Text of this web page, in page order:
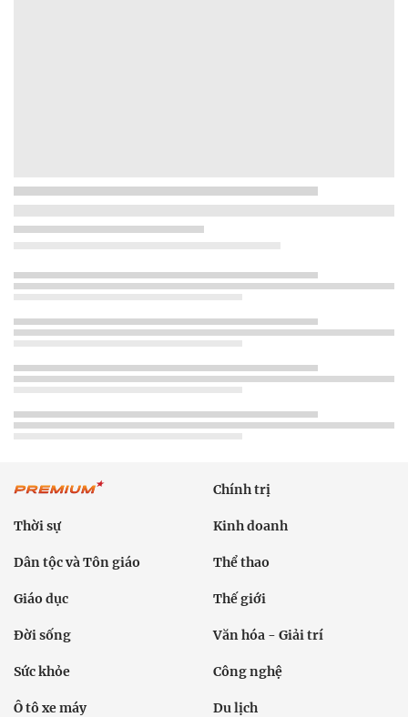
Chính trị
Thời sự Kinh doanh
Dân tộc và Tôn giáo Thể thao
Giáo dục Thế giới
Đời sống Văn hóa - Giải trí
Sức khỏe Công nghệ
Ô tô xe máy Du lịch